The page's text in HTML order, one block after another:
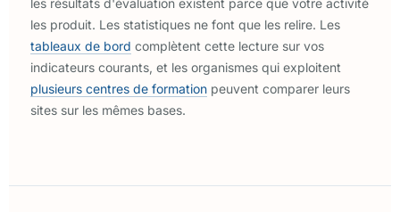
les produit. Les statistiques ne font que les relire. Les
tableaux de bord complètent cette lecture sur vos
indicateurs courants, et les organismes qui exploitent
plusieurs centres de formation peuvent comparer leurs
sites sur les mêmes bases.